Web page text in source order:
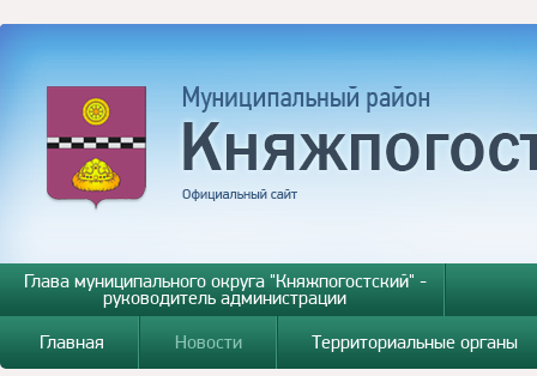
Глава муниципального округа "Княжпогостский" -
руководитель администрации
Главная
Новости Территориальные органы